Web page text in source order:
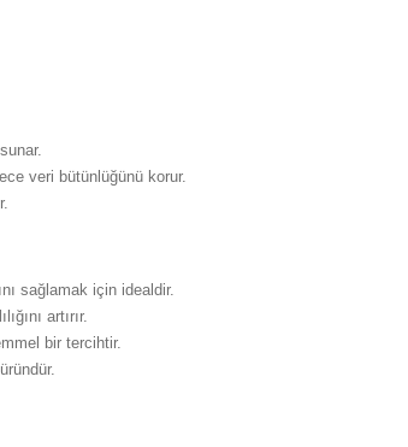
veri bütünlüğünü korur.
sağlamak için idealdir.
artırır.
bir tercihtir.